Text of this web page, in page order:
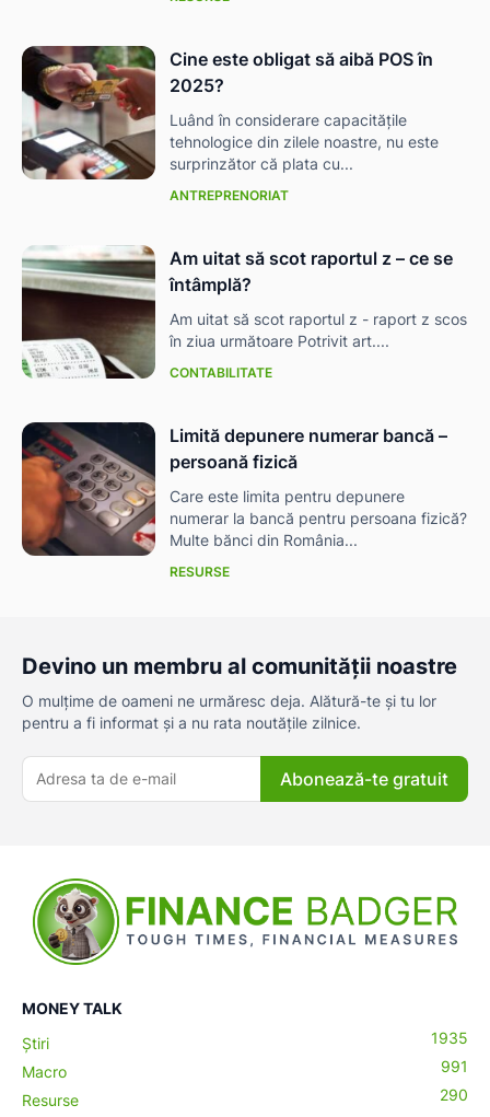
Cine este obligat să aibă POS în
2025?
Luând în considerare capacitățile
tehnologice din zilele noastre, nu este
surprinzător că plata cu...
ANTREPRENORIAT
Am uitat să scot raportul z – ce se
întâmplă?
Am uitat să scot raportul z - raport z scos
în ziua următoare Potrivit art....
CONTABILITATE
Limită depunere numerar bancă –
persoană fizică
Care este limita pentru depunere
numerar la bancă pentru persoana fizică?
Multe bănci din România...
RESURSE
Devino un membru al comunității noastre
O mulțime de oameni ne urmăresc deja. Alătură-te și tu lor
pentru a fi informat și a nu rata noutățile zilnice.
Abonează-te gratuit
MONEY TALK
Știri
1935
Macro
991
Resurse
290